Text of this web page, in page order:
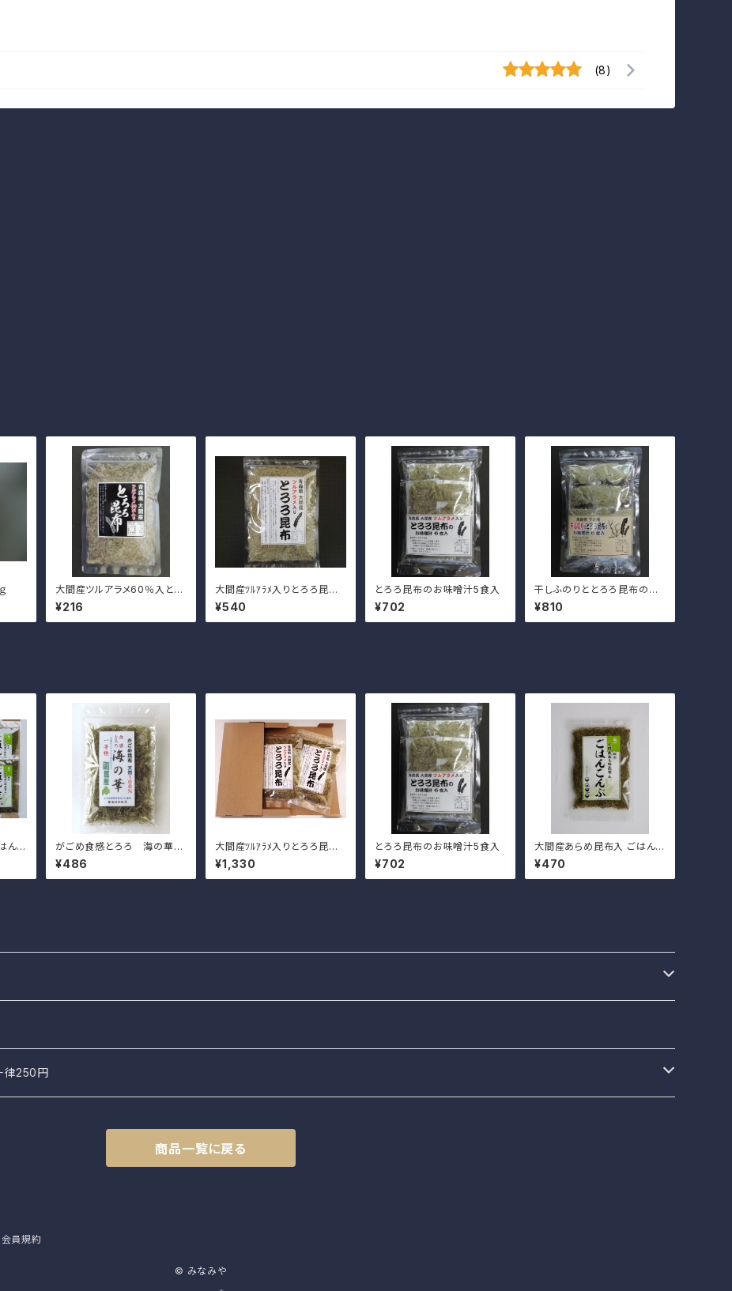
(8)
大間産ツルアラメ60％入とろ
ろ昆布22ｇ
¥216
大間産ﾂﾙｱﾗﾒ入りとろろ昆布4
8ｇ
¥540
とろろ昆布のお味噌汁5食入
¥702
干しふのりととろろ昆布のお
味噌汁5食入
¥810
んこ
がごめ食感とろろ 海の華2
0ｇ
¥486
大間産ﾂﾙｱﾗﾒ入りとろろ昆布4
8ｇ×2袋
¥1,330
とろろ昆布のお味噌汁5食入
¥702
大間産あらめ昆布入 ごはんこ
んぶ 48g
¥470
律250円
商品一覧に戻る
会員規約
© みなみや